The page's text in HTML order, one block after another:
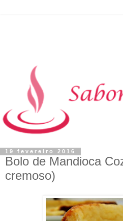
19 fevereiro 2016
Bolo de Mandioca
cremoso)